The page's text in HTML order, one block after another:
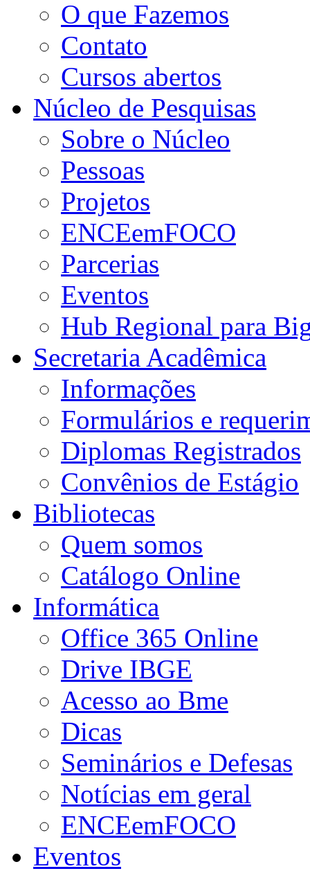
O que Fazemos
Contato
Cursos abertos
Núcleo de Pesquisas
Sobre o Núcleo
Pessoas
Projetos
ENCEemFOCO
Parcerias
Eventos
Hub Regional para
Secretaria Acadêmica
Informações
Formulários e
Diplomas Registrados
Convênios de Estágio
Bibliotecas
Quem somos
Catálogo Online
Informática
Office 365 Online
Drive IBGE
Acesso ao Bme
Dicas
Seminários e Defesas
Notícias em geral
ENCEemFOCO
Eventos